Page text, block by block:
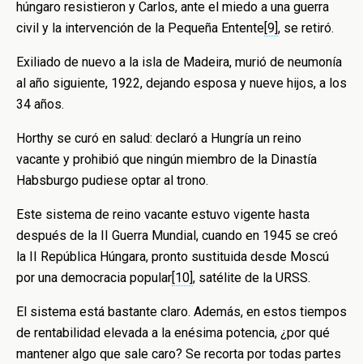
húngaro resistieron y Carlos, ante el miedo a una guerra
civil y la intervención de la Pequeña Entente[9], se retiró.
Exiliado de nuevo a la isla de Madeira, murió de neumonía
al año siguiente, 1922, dejando esposa y nueve hijos, a los
34 años.
Horthy se curó en salud: declaró a Hungría un reino
vacante y prohibió que ningún miembro de la Dinastía
Habsburgo pudiese optar al trono.
Este sistema de reino vacante estuvo vigente hasta
después de la II Guerra Mundial, cuando en 1945 se creó
la II República Húngara, pronto sustituida desde Moscú
por una democracia popular[10], satélite de la URSS.
El sistema está bastante claro. Además, en estos tiempos
de rentabilidad elevada a la enésima potencia, ¿por qué
mantener algo que sale caro? Se recorta por todas partes